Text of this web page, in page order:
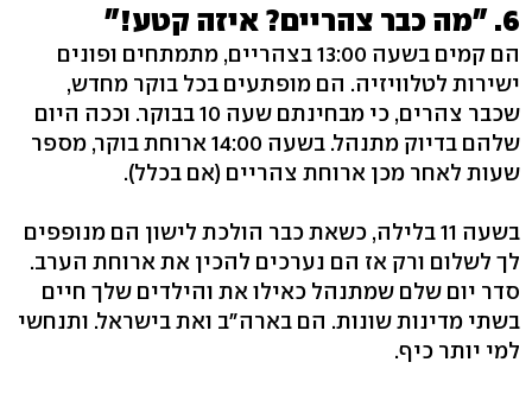
6. "מה כבר צהריים? איזה קטע!"
הם קמים בשעה 13:00 בצהריים, מתמתחים ופונים
ישירות לטלוויזיה. הם מופתעים בכל בוקר מחדש,
שכבר צהרים, כי מבחינתם שעה 10 בבוקר. וככה היום
שלהם בדיוק מתנהל. בשעה 14:00 ארוחת בוקר, מספר
שעות לאחר מכן ארוחת צהריים (אם בכלל).
בשעה 11 בלילה, כשאת כבר הולכת לישון הם מנופפים
לך לשלום ורק אז הם נערכים להכין את ארוחת הערב.
סדר יום שלם שמתנהל כאילו את והילדים שלך חיים
בשתי מדינות שונות. הם בארה"ב ואת בישראל. ותנחשי
למי יותר כיף.